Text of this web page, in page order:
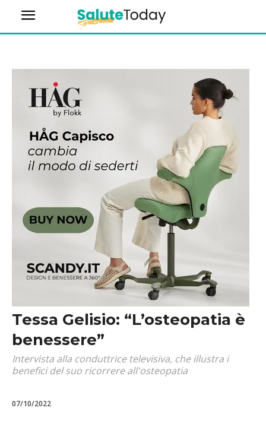
Tessa Gelisio: “L’osteopatia è
benessere”
Intervista alla conduttrice televisiva, che illustra i
benefici del suo ricorrere all'osteopatia
07/10/2022